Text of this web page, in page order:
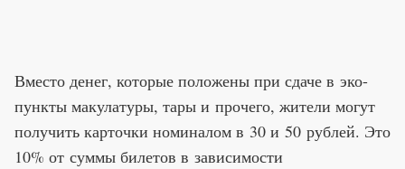
Вместо денег, которые положены при сдаче в эко-
пункты макулатуры, тары и прочего, жители могут
получить карточки номиналом в 30 и 50 рублей. Это
10% от суммы билетов в зависимости